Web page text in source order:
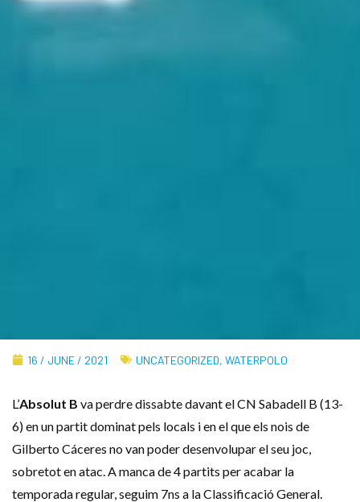
16 / JUNE / 2021 UNCATEGORIZED, WATERPOLO
L’Absolut B va perdre dissabte davant elCN Sabadell B (13-
6) en un partit dominat pels locals i en el que els nois de
GilbertoCáceres no van poder desenvolupar el seu joc,
sobretot en atac. A manca de 4 partits per acabar la
temporada regular, seguim 7ns a la Classificació General.